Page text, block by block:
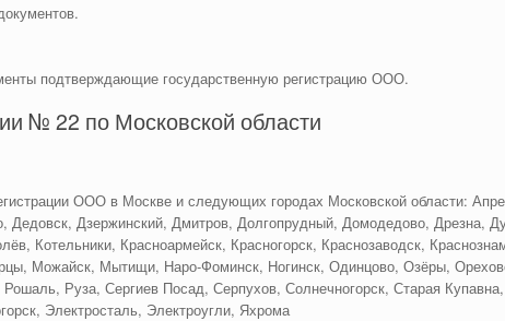
подтверждающие государственную регистрацию ООО.
№ 22 по Московской области
ООО в Москве и следующих городах Московской области:
Дедовск, Дзержинский, Дмитров, Долгопрудный, Домодедово, Дрезна,
Котельники, Красноармейск, Красногорск, Краснозаводск,
Можайск, Мытищи, Наро-Фоминск, Ногинск, Одинцово, Озёры,
Руза, Сергиев Посад, Серпухов, Солнечногорск, Старая
Электросталь, Электроугли, Яхрома